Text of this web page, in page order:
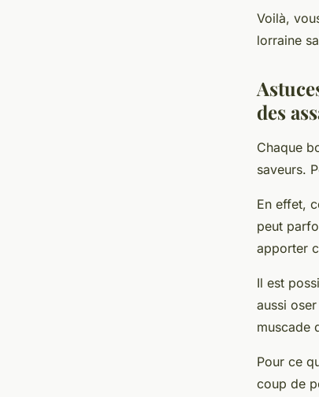
Voilà,
lorraine
des
Chaque
saveurs.
En effet,
peut
apporter
Il est
aussi
muscade
Pour ce
coup de